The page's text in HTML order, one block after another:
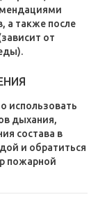
а также после
от
использовать
дыхания,
состава в
и обратиться
пожарной